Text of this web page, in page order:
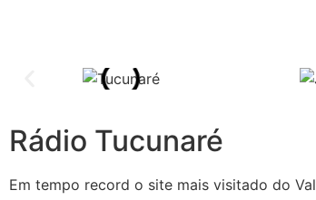
Rádio Tucunaré
Em tempo record o site mais visitado do